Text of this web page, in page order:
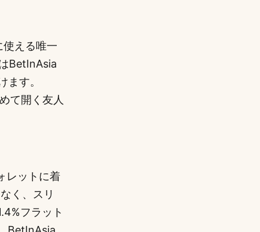
える唯一
BetInAsia
す。
て開く友人
レットに着
く、スリ
フラット